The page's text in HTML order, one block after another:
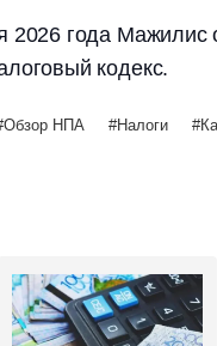
2026 года Мажилис
кодекс.
Обзор НПА Налоги